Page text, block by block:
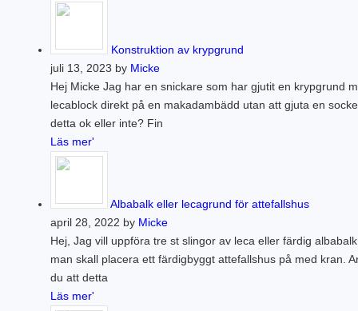
PLINTGRUND
Konstruktion av krypgrund
juli 13, 2023 by Micke
Hej Micke Jag har en snickare som har gjutit en krypgrund
lecablock direkt på en makadambädd utan att gjuta en
detta ok eller inte? Fin
Läs mer'
Albabalk eller lecagrund för attefallshus
april 28, 2022 by Micke
Hej, Jag vill uppföra tre st slingor av leca eller färdig
man skall placera ett färdigbyggt attefallshus på med kran.
du att detta
Läs mer'